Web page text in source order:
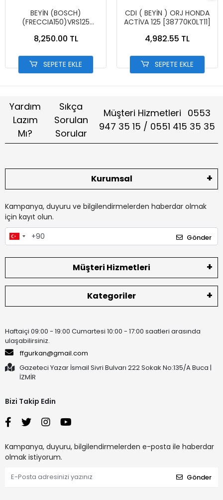
BEYİN (BOSCH)
(FRECCIA150)VRS125
8,250.00 TL
SEPETE EKLE
CDI ( BEYİN ) ORJ HONDA
ACTİVA 125 [38770K0LT11]
4,982.55 TL
SEPETE EKLE
Yardım
Lazım
Mı?
Sıkça
Sorulan
Sorular
Müşteri Hizmetleri 0553
947 35 15 / 0551 415 35 35
Kurumsal
Kampanya, duyuru ve bilgilendirmelerden haberdar olmak
için kayıt olun.
Gönder
Müşteri Hizmetleri
Kategoriler
Haftaiçi 09:00 - 19:00 Cumartesi 10:00 - 17:00 saatleri arasında
ulaşabilirsiniz.
ffgurkan@gmail.com
Gazeteci Yazar İsmail Sivri Bulvarı 222 Sokak No:135/A Buca |
İZMİR
Bizi Takip Edin
Kampanya, duyuru, bilgilendirmelerden e-posta ile haberdar
olmak istiyorum.
Gönder